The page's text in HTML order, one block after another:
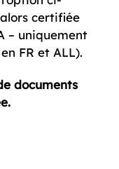
certifiée
– uniquement
FR et ALL).
documents